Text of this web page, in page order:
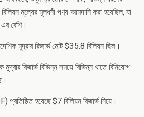
মূল্যের মূলধনী পণ্য আমদানি করা হয়েছিল, যা
বেশি।
মুদ্রার রিজার্ভ মোট $35.8 বিলিয়ন ছিল।
মুদ্রার রিজার্ভ বিভিন্ন সময়ে বিভিন্ন খাতে বিনিয়োগ
হয়েছে $7 বিলিয়ন রিজার্ভ নিয়ে।